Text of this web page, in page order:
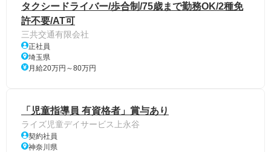
タクシードライバー/歩合制/75歳まで勤務OK/2種免
許不要/AT可
三共交通有限会社
正社員
埼玉県
月給20万円～80万円
「児童指導員 有資格者」賞与あり
ライズ児童デイサービス上永谷
契約社員
神奈川県